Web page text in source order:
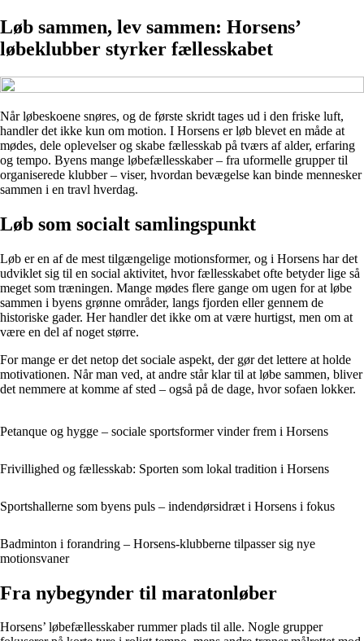
Løb sammen, lev sammen: Horsens’
løbeklubber styrker fællesskabet
Når løbeskoene snøres, og de første skridt tages ud i den friske luft,
handler det ikke kun om motion. I Horsens er løb blevet en måde at
mødes, dele oplevelser og skabe fællesskab på tværs af alder, erfaring
og tempo. Byens mange løbefællesskaber – fra uformelle grupper til
organiserede klubber – viser, hvordan bevægelse kan binde mennesker
sammen i en travl hverdag.
Løb som socialt samlingspunkt
Løb er en af de mest tilgængelige motionsformer, og i Horsens har det
udviklet sig til en social aktivitet, hvor fællesskabet ofte betyder lige så
meget som træningen. Mange mødes flere gange om ugen for at løbe
sammen i byens grønne områder, langs fjorden eller gennem de
historiske gader. Her handler det ikke om at være hurtigst, men om at
være en del af noget større.
For mange er det netop det sociale aspekt, der gør det lettere at holde
motivationen. Når man ved, at andre står klar til at løbe sammen, bliver
det nemmere at komme af sted – også på de dage, hvor sofaen lokker.
Petanque og hygge – sociale sportsformer vinder frem i Horsens
Frivillighed og fællesskab: Sporten som lokal tradition i Horsens
Sportshallerne som byens puls – indendørsidræt i Horsens i fokus
Badminton i forandring – Horsens-klubberne tilpasser sig nye
motionsvaner
Fra nybegynder til maratonløber
Horsens’ løbefællesskaber rummer plads til alle. Nogle grupper